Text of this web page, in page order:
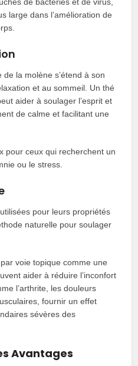
de bactéries et de virus,
large dans l’amélioration de
la molène s’étend à son
et au sommeil. Un thé
aider à soulager l’esprit et
de calme et facilitant une
pour ceux qui recherchent un
ou le stress.
pour leurs propriétés
naturelle pour soulager
voie topique comme une
aider à réduire l’inconfort
l’arthrite, les douleurs
fournir un effet
sévères des
Avantages